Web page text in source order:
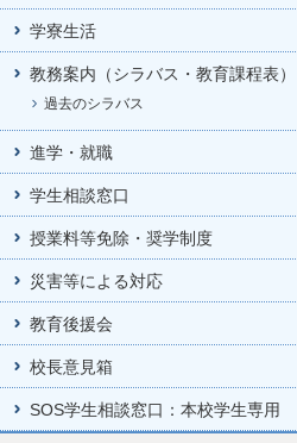
学寮生活
教務案内（シラバス・教育課程表）
過去のシラバス
進学・就職
学生相談窓口
授業料等免除・奨学制度
災害等による対応
教育後援会
校長意見箱
SOS学生相談窓口：本校学生専用